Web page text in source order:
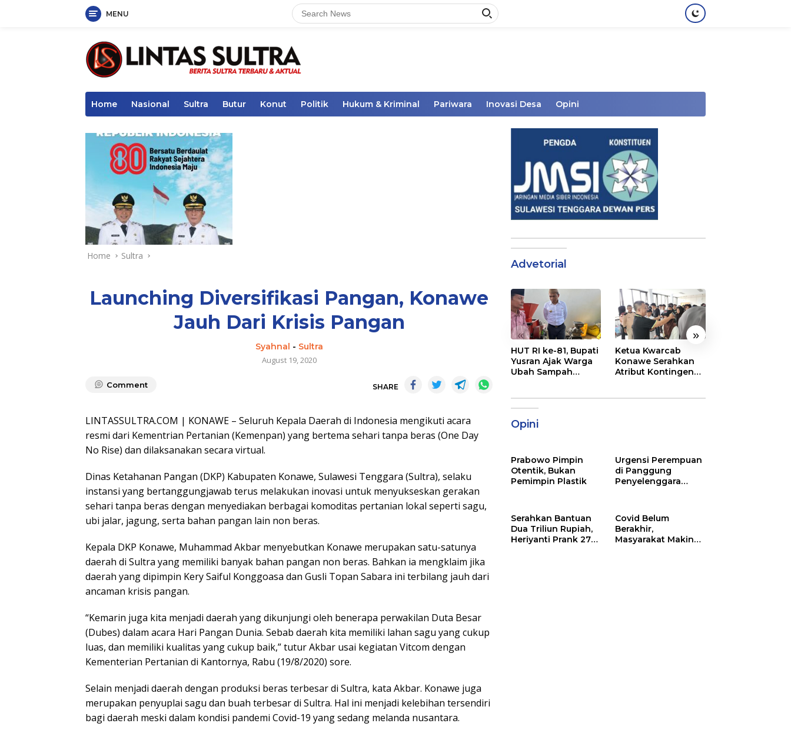
MENU
Home Nasional Sultra Butur Konut Politik Hukum & Kriminal Pariwara Inovasi Desa Opini
Home Sultra
Launching Diversifikasi Pangan, Konawe
Jauh Dari Krisis Pangan
Syahnal - Sultra
August 19, 2020
Comment SHARE
LINTASSULTRA.COM | KONAWE – Seluruh Kepala Daerah di Indonesia mengikuti acara
resmi dari Kementrian Pertanian (Kemenpan) yang bertema sehari tanpa beras (One Day
No Rise) dan dilaksanakan secara virtual.
Dinas Ketahanan Pangan (DKP) Kabupaten Konawe, Sulawesi Tenggara (Sultra), selaku
instansi yang bertanggungjawab terus melakukan inovasi untuk menyukseskan gerakan
sehari tanpa beras dengan menyediakan berbagai komoditas pertanian lokal seperti sagu,
ubi jalar, jagung, serta bahan pangan lain non beras.
Kepala DKP Konawe, Muhammad Akbar menyebutkan Konawe merupakan satu-satunya
daerah di Sultra yang memiliki banyak bahan pangan non beras. Bahkan ia mengklaim jika
daerah yang dipimpin Kery Saiful Konggoasa dan Gusli Topan Sabara ini terbilang jauh dari
ancaman krisis pangan.
“Kemarin juga kita menjadi daerah yang dikunjungi oleh benerapa perwakilan Duta Besar
(Dubes) dalam acara Hari Pangan Dunia. Sebab daerah kita memiliki lahan sagu yang cukup
luas, dan memiliki kualitas yang cukup baik,” tutur Akbar usai kegiatan Vitcom dengan
Kementerian Pertanian di Kantornya, Rabu (19/8/2020) sore.
Selain menjadi daerah dengan produksi beras terbesar di Sultra, kata Akbar. Konawe juga
merupakan penyuplai sagu dan buah terbesar di Sultra. Hal ini menjadi kelebihan tersendiri
bagi daerah meski dalam kondisi pandemi Covid-19 yang sedang melanda nusantara.
Advetorial
« »
HUT RI ke-81, Bupati
Yusran Ajak Warga
Ubah Sampah
Ketua Kwarcab
Konawe Serahkan
Atribut Kontingen
Opini
Prabowo Pimpin
Otentik, Bukan
Pemimpin Plastik
Urgensi Perempuan
di Panggung
Penyelenggara
Serahkan Bantuan
Dua Triliun Rupiah,
Heriyanti Prank 270
Covid Belum
Berakhir,
Masyarakat Makin